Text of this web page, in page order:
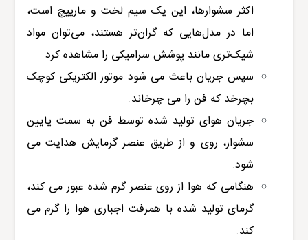
اکثر سشوارها، این یک سیم لخت و مارپیچ است،
اما در مدل‌هایی که گران‌تر هستند، می‌توان مواد
شیک‌تری مانند پوشش سرامیکی را مشاهده کرد
سپس جریان باعث می شود موتور الکتریکی کوچک
بچرخد که فن را می چرخاند.
جریان هوای تولید شده توسط فن به سمت پایین
سشوار، روی و از طریق عنصر گرمایش هدایت می
شود.
هنگامی که هوا از روی عنصر گرم شده عبور می کند،
گرمای تولید شده با همرفت اجباری هوا را گرم می
کند.